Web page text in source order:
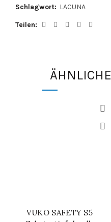
Schlagwort: LACUNA
Teilen
SCHNELL-EINKAUF
VUKO SAFETY S5